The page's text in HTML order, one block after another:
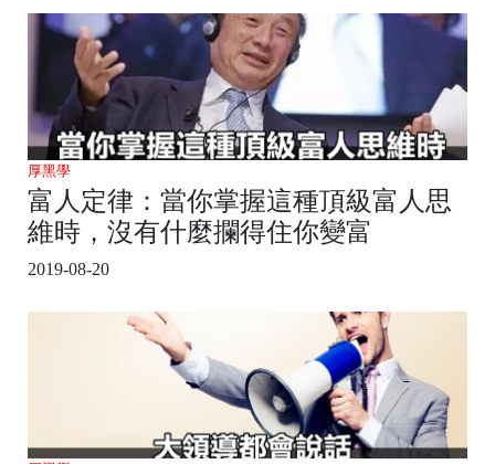
厚黑學
富人定律：當你掌握這種頂級富人思
維時，沒有什麼攔得住你變富
2019-08-20